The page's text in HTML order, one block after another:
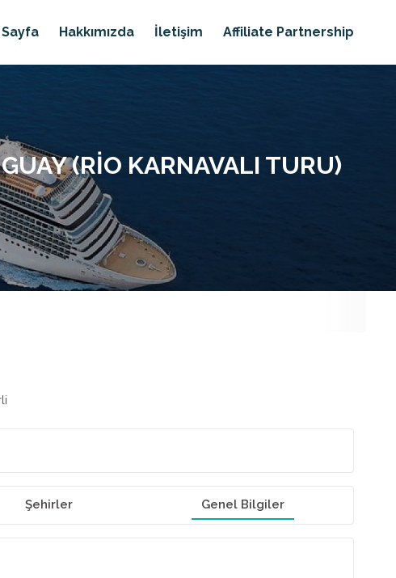
Hakkımızda İletişim Affiliate Partnership
(RIO KARNAVALI TURU)
Şehirler Genel Bilgiler